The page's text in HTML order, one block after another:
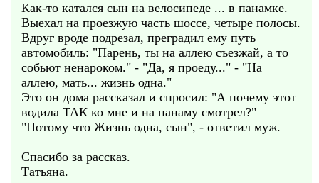
Как-то катался сын на велосипеде ... в панамке.
Выехал на проезжую часть шоссе, четыре полосы.
Вдруг вроде подрезал, преградил ему путь
автомобиль: "Парень, ты на аллею съезжай, а то
собьют ненароком." - "Да, я проеду..." - "На
аллею, мать... жизнь одна."
Это он дома рассказал и спросил: "А почему этот
водила ТАК ко мне и на панаму смотрел?"
"Потому что Жизнь одна, сын", - ответил муж.
Спасибо за рассказ.
Татьяна.